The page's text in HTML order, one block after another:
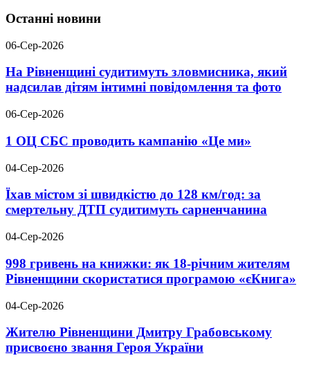
Останні новини
06-Сер-2026
На Рівненщині судитимуть зловмисника, який
надсилав дітям інтимні повідомлення та фото
06-Сер-2026
1 ОЦ СБС проводить кампанію «Це ми»
04-Сер-2026
Їхав містом зі швидкістю до 128 км/год: за
смертельну ДТП судитимуть сарненчанина
04-Сер-2026
998 гривень на книжки: як 18-річним жителям
Рівненщини скористатися програмою «єКнига»
04-Сер-2026
Жителю Рівненщини Дмитру Грабовському
присвоєно звання Героя України